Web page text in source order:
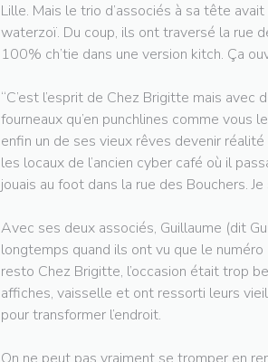
Lille. Mais le trio d’associés à sa tête
waterzoï. Du coup, ils ont traversé la rue
100% ch’tie dans une version kitch. Ça
“C’est l’esprit de Chez Brigitte mais avec
fourneaux qu’en punchlines comme
enfin un de ses vieux rêves devenir
les locaux de l’ancien cyber café où il
jouais au foot dans la rue des Bouchers. Je
Avec ses deux associés, Guillaume (dit
longtemps quand ils ont vu que le
resto Chez Brigitte, l’occasion était trop
affiches, vaisselle et ont ressorti leurs
pour transformer l’endroit.